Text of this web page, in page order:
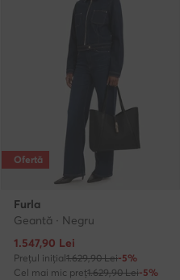
Ofertă
Furla
Geantă · Negru
Prețul actual
1.547,90 Lei
Prețul inițial1.629,90 Lei-5%
Cel mai mic preț1.629,90 Lei-5%